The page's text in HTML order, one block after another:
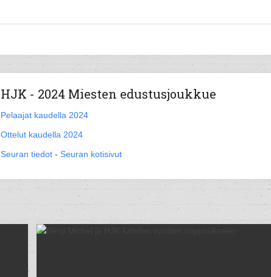
HJK - 2024 Miesten edustusjoukkue
Pelaajat kaudella 2024
Ottelut kaudella 2024
Seuran tiedot - Seuran kotisivut